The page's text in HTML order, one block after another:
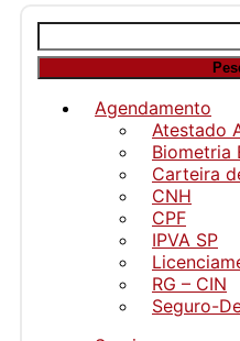
Pesquisar
por:
Agendamento
Atestado
Biometria
Carteira
CNH
CPF
IPVA SP
RG – CIN
Seguro-